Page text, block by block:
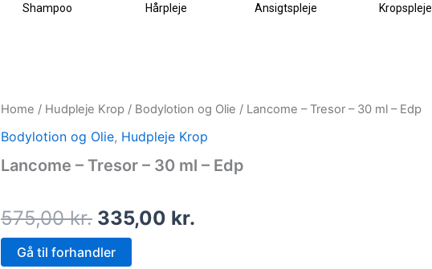
Shampoo Hårpleje Ansigtspleje Kropspleje
Home / Hudpleje Krop / Bodylotion og Olie / Lancome – Tresor – 30 ml – Edp
Bodylotion og Olie, Hudpleje Krop
Lancome – Tresor – 30 ml – Edp
575,00kr.
Original
price
was:
575,00 kr..
335,00 kr.
Current
price
is:
Gå til forhandler